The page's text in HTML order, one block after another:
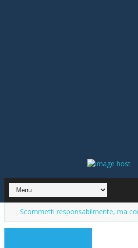
responsabilmente, ma con incentivi